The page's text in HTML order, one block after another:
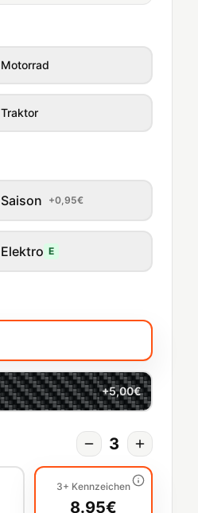
Motorrad
Traktor
Saison +0,95€
Elektro E
+5,00€
3
3+ Kennzeichen
8.95€